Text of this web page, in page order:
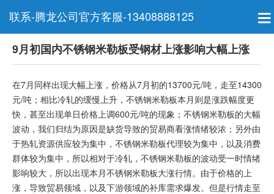
联系-腾龙公司官方客服-13408888125
9月初国内不锈钢米勒板受钢材上涨影响大幅上涨
在7月同样出现大幅上涨，价格从7月初的13700元/吨，走至14300
元/吨；相比冷轧的缓慢上升， 不锈钢米勒板本月则是涨跌幅度更
快，甚至出现单日价格上调600元/吨的现象； 不锈钢米勒板的大幅
波动，我们归结为原因是缺货导致的贸易商看涨情绪较浓；另外由
于热轧资源供应较为集中， 不锈钢米勒板代理较为集中，以及消费
群体较为集中，所以相对于冷轧， 不锈钢米勒板的波动受一时情绪
影响较大，所以出现本月不锈钢米勒板大涨行情。由于价格的上
涨，导致贸易领域，以及下游领域的补库需求爆发。但是行情走至